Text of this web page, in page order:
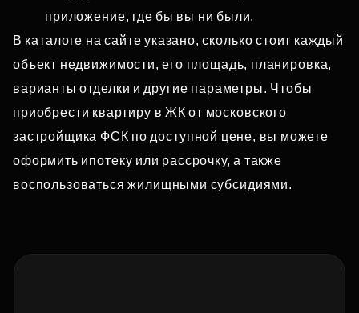
приложение, где бы вы ни были.
В каталоге на сайте указано, сколько стоит каждый
объект недвижимости, его площадь, планировка,
варианты отделки и другие параметры. Чтобы
приобрести квартиру в ЖК от московского
застройщика ФСК по доступной цене, вы можете
оформить ипотеку или рассрочку, а также
воспользоваться жилищными субсидиями.